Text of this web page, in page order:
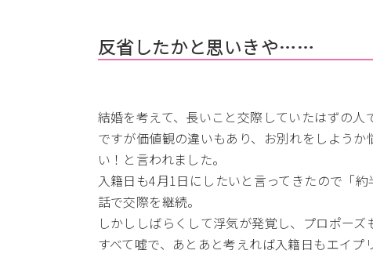
反省したかと思いきや……
結婚を考えて、長いこと交際していたはずの人
ですが価値観の違いもあり、お別れをしよう
い！と言われました。
入籍日も4月1日にしたいと言ってきたので「
話で交際を継続。
しかししばらくして浮気が発覚し、プロポーズ
すべて嘘で、あとあと考えれば入籍日もエイプ